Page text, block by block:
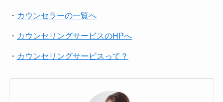
・ カウンセラーの一覧へ
・ カウンセリングサービスのHPへ
・ カウンセリングサービスって？